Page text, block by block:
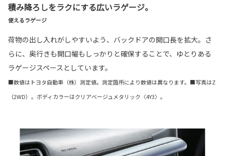
積み降ろしをラクにする広いラゲージ。
使えるラゲージ
荷物の出し入れがしやすいよう、バックドアの開口長を拡大。さ
らに、奥行きも開口幅もしっかりと確保することで、ゆとりある
ラゲージスペースとしています。
■数値はトヨタ自動車（株）測定値。測定箇所により数値は異なります。■写真はZ
（2WD）。ボディカラーはクリアベージュメタリック〈4Y3〉。